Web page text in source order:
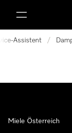
Assistent /
Miele Österreich